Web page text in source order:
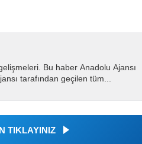
Bu haber Anadolu Ajansı
tarafından geçilen tüm...
TIKLAYINIZ